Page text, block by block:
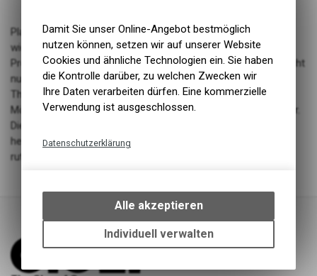
Planschen Sie. Die meisten Kleinkinder können nicht
widerstehen, in Pfützen zu springen, wenn es regnet. Kein
Problem mit diesen süssen kleinen Regenstiefeln. Sie sind nicht
nur wasserdicht, sondern auch stylisch. Mit dem nautischen
Thema Sailors Bay von Little Dutch, mit Segelbooten und
Möwen, wird der Regenwetter-Look Ihres Kindes noch lustiger.
Diese Regenstiefel sind aus Gummi mit Textilfutter, einer
herausnehmbaren Innensohle und einer strukturierten und
rutschfesten Laufsohle. Perfekt für Outdoor-Abenteuer.
Damit Sie unser Online-Angebot bestmöglich
nutzen können, setzen wir auf unserer Website
Cookies und ähnliche Technologien ein. Sie haben
die Kontrolle darüber, zu welchen Zwecken wir
Ihre Daten verarbeiten dürfen. Eine kommerzielle
Verwendung ist ausgeschlossen.
Datenschutzerklärung
bestimmte Interaktionen und
Einstellungen auf Ihrem Gerät,
um die grundlegenden
Funktionen unseres Online-
Alle akzeptieren
Individuell verwalten